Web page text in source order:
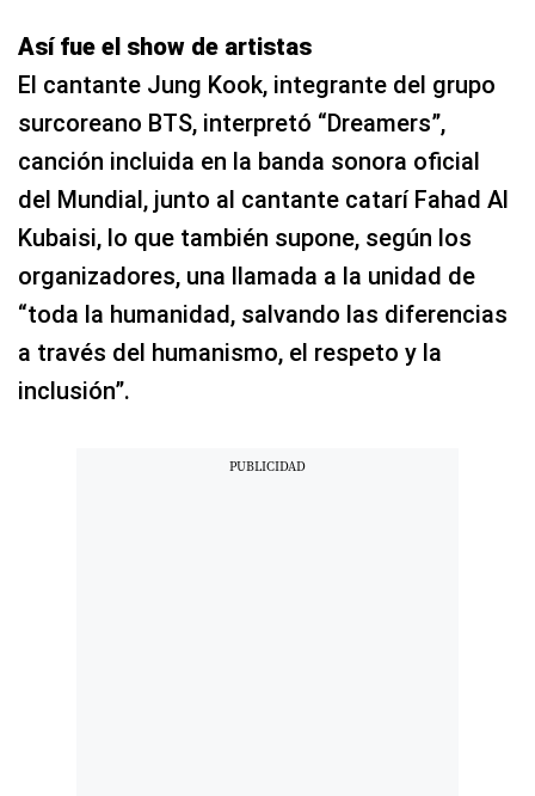
Así fue el show de artistas
El cantante Jung Kook, integrante del grupo
surcoreano BTS, interpretó “Dreamers”,
canción incluida en la banda sonora oficial
del Mundial, junto al cantante catarí Fahad Al
Kubaisi, lo que también supone, según los
organizadores, una llamada a la unidad de
“toda la humanidad, salvando las diferencias
a través del humanismo, el respeto y la
inclusión”.